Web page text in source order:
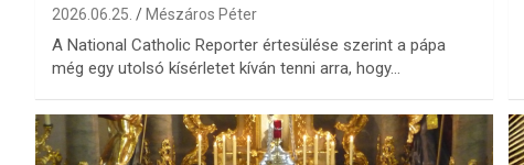
2026.06.25. Mészáros Péter
A National Catholic Reporter értesülése szerint a pápa
még egy utolsó kísérletet kíván tenni arra, hogy…